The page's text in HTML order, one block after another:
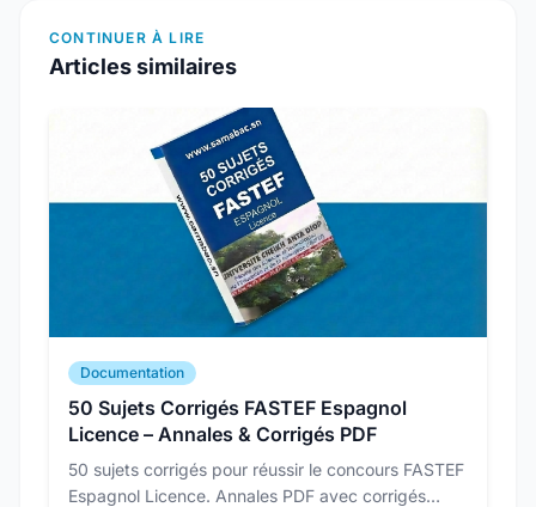
CONTINUER À LIRE
Articles similaires
Documentation
50 Sujets Corrigés FASTEF Espagnol
Licence – Annales & Corrigés PDF
50 sujets corrigés pour réussir le concours FASTEF
Espagnol Licence. Annales PDF avec corrigés